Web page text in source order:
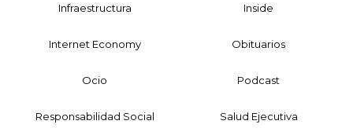
Infraestructura Inside
Internet Economy Obituarios
Ocio Podcast
Responsabilidad Social Salud Ejecutiva